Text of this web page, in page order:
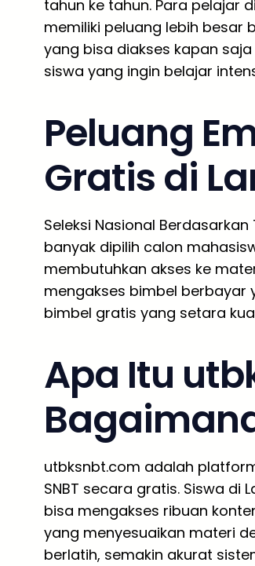
tahun ke tahun. Para pelajar
memiliki peluang lebih besar
yang bisa diakses kapan
siswa yang ingin belajar
Peluang
Gratis di
Seleksi Nasional
banyak dipilih calon
membutuhkan akses ke
mengakses bimbel
bimbel gratis yang setara
Apa Itu
utbksnbt.com adalah
SNBT secara gratis. Siswa
bisa mengakses ribuan
yang menyesuaikan materi
berlatih, semakin akurat